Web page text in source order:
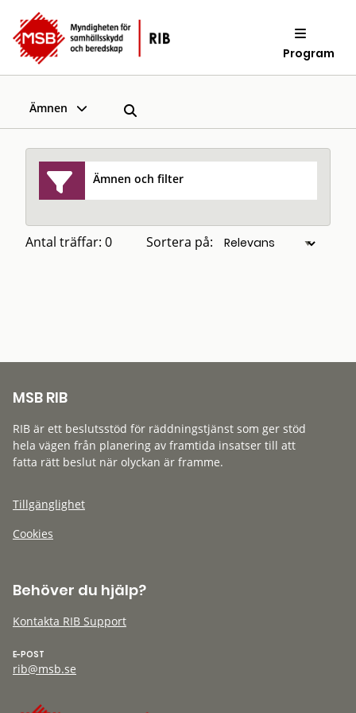
Program
Ämnen
Ämnen och filter
Antal träffar: 0 Sortera på:
MSB RIB
RIB är ett beslutsstöd för räddningstjänst som ger stöd
hela vägen från planering av framtida insatser till att
fatta rätt beslut när olyckan är framme.
Tillgänglighet
Cookies
Behöver du hjälp?
Kontakta RIB Support
E-POST
rib@msb.se